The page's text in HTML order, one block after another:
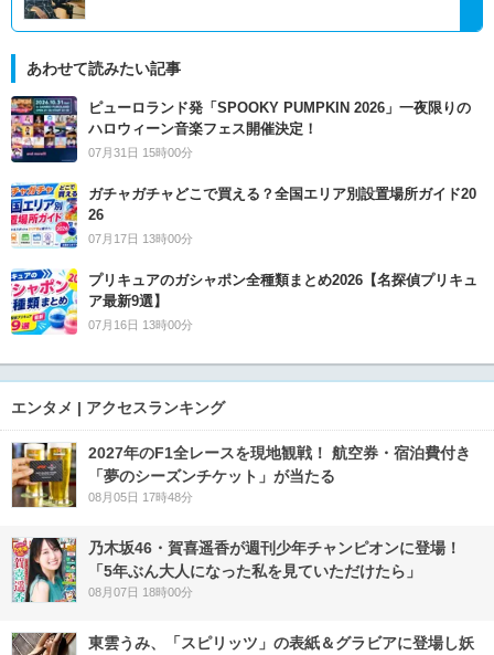
あわせて読みたい記事
ピューロランド発「SPOOKY PUMPKIN 2026」一夜限りの
ハロウィーン音楽フェス開催決定！
07月31日 15時00分
ガチャガチャどこで買える？全国エリア別設置場所ガイド20
26
07月17日 13時00分
プリキュアのガシャポン全種類まとめ2026【名探偵プリキュ
ア最新9選】
07月16日 13時00分
エンタメ | アクセスランキング
2027年のF1全レースを現地観戦！ 航空券・宿泊費付き
「夢のシーズンチケット」が当たる
08月05日 17時48分
乃木坂46・賀喜遥香が週刊少年チャンピオンに登場！
「5年ぶん大人になった私を見ていただけたら」
08月07日 18時00分
東雲うみ、「スピリッツ」の表紙＆グラビアに登場し妖